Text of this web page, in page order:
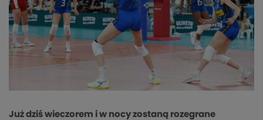
Już dziś wieczorem i w nocy zostaną rozegrane